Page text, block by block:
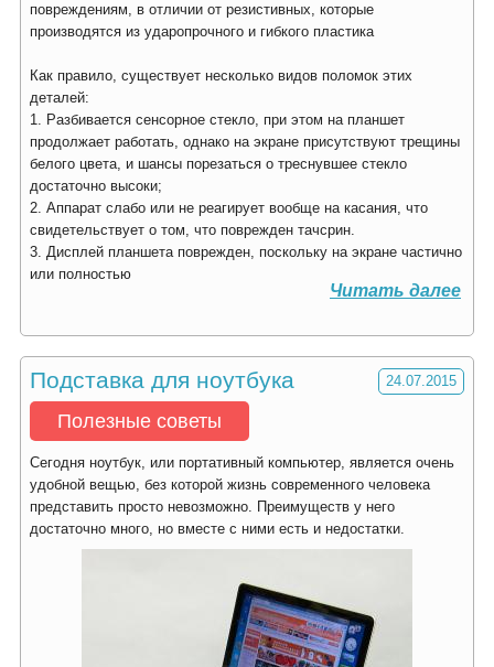
повреждениям, в отличии от резистивных, которые
производятся из ударопрочного и гибкого пластика
Как правило, существует несколько видов поломок этих
деталей:
1. Разбивается сенсорное стекло, при этом на планшет
продолжает работать, однако на экране присутствуют трещины
белого цвета, и шансы порезаться о треснувшее стекло
достаточно высоки;
2. Аппарат слабо или не реагирует вообще на касания, что
свидетельствует о том, что поврежден тачсрин.
3. Дисплей планшета поврежден, поскольку на экране частично
или полностью
Читать далее
Подставка для ноутбука 24.07.2015
Полезные советы
Сегодня ноутбук, или портативный компьютер, является очень
удобной вещью, без которой жизнь современного человека
представить просто невозможно. Преимуществ у него
достаточно много, но вместе с ними есть и недостатки.